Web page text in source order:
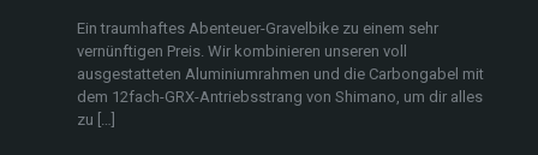
Ein traumhaftes Abenteuer-Gravelbike zu einem sehr
vernünftigen Preis. Wir kombinieren unseren voll
ausgestatteten Aluminiumrahmen und die Carbongabel mit
dem 12fach-GRX-Antriebsstrang von Shimano, um dir alles
zu […]